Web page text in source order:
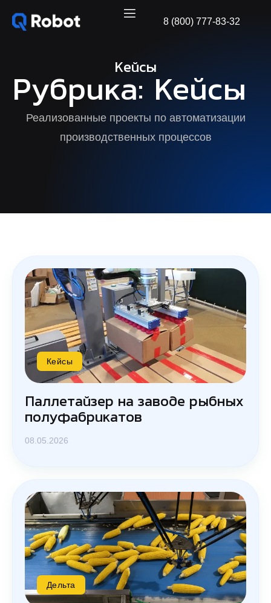
8 (800) 777-83-32
Кейсы
Рубрика: Кейсы
Реализованные проекты по автоматизации
производственных процессов
Кейсы
Паллетайзер на заводе рыбных
полуфабрикатов
08.05.2026
Дельта